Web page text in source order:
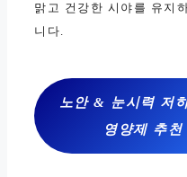
맑고 건강한 시야를 유지
니다.
노안 & 눈시력 저
영양제 추천